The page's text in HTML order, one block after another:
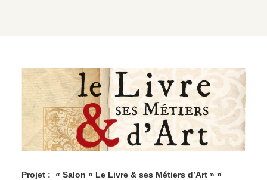
Projet : « Salon « Le Livre & ses Métiers d’Art » »